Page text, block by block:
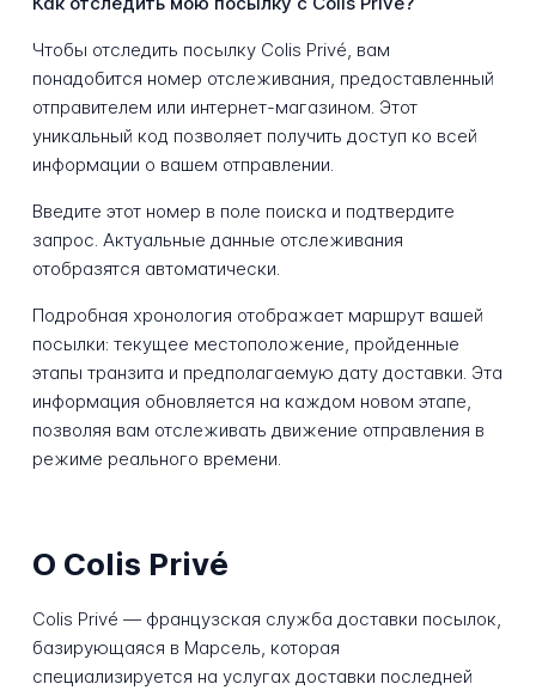
Чтобы отследить посылку Colis Privé, вам
понадобится номер отслеживания, предоставленный
отправителем или интернет-магазином. Этот
уникальный код позволяет получить доступ ко всей
информации о вашем отправлении.
Введите этот номер в поле поиска и подтвердите
запрос. Актуальные данные отслеживания
отобразятся автоматически.
Подробная хронология отображает маршрут вашей
посылки: текущее местоположение, пройденные
этапы транзита и предполагаемую дату доставки. Эта
информация обновляется на каждом новом этапе,
позволяя вам отслеживать движение отправления в
режиме реального времени.
О Colis Privé
Colis Privé — французская служба доставки посылок,
базирующаяся в Марсель, которая
специализируется на услугах доставки последней